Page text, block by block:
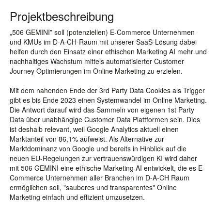
Projektbeschreibung
„506 GEMINI” soll (potenziellen) E-Commerce Unternehmen
und KMUs im D-A-CH-Raum mit unserer SaaS-Lösung dabei
helfen durch den Einsatz einer ethischen Marketing AI mehr und
nachhaltiges Wachstum mittels automatisierter Customer
Journey Optimierungen im Online Marketing zu erzielen.
Mit dem nahenden Ende der 3rd Party Data Cookies als Trigger
gibt es bis Ende 2023 einen Systemwandel im Online Marketing.
Die Antwort darauf wird das Sammeln von eigenen 1st Party
Data über unabhängige Customer Data Plattformen sein. Dies
ist deshalb relevant, weil Google Analytics aktuell einen
Marktanteil von 86,1% aufweist. Als Alternative zur
Marktdominanz von Google und bereits in Hinblick auf die
neuen EU-Regelungen zur vertrauenswürdigen KI wird daher
mit 506 GEMINI eine ethische Marketing AI entwickelt, die es E-
Commerce Unternehmen aller Branchen im D-A-CH Raum
ermöglichen soll, "sauberes und transparentes" Online
Marketing einfach und effizient umzusetzen.